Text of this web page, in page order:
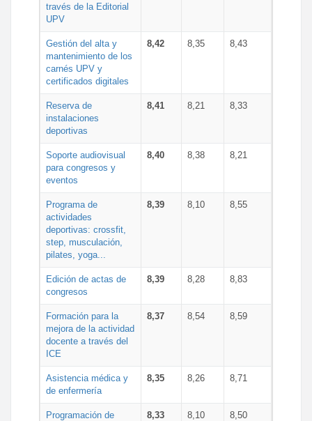
través de la Editorial
UPV
Gestión del alta y
mantenimiento de los
carnés UPV y
certificados digitales
8,42 8,35 8,43
Reserva de
instalaciones
deportivas
8,41 8,21 8,33
Soporte audiovisual
para congresos y
eventos
8,40 8,38 8,21
Programa de
actividades
deportivas: crossfit,
step, musculación,
pilates, yoga...
8,39 8,10 8,55
Edición de actas de
congresos
8,39 8,28 8,83
Formación para la
mejora de la actividad
docente a través del
ICE
8,37 8,54 8,59
Asistencia médica y
de enfermería
8,35 8,26 8,71
Programación de
8,33 8,10 8,50